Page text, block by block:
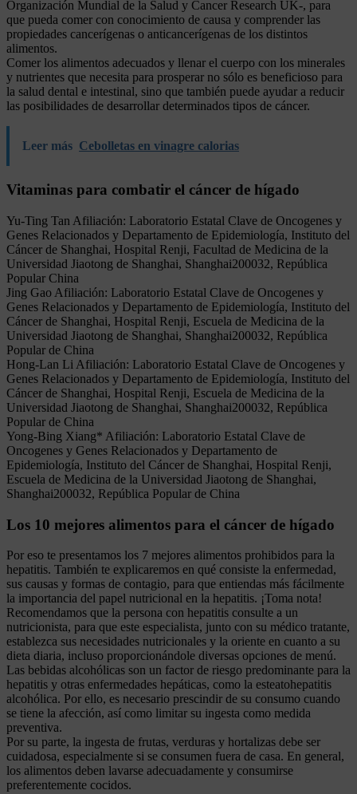
Organización Mundial de la Salud y Cancer Research UK-, para
que pueda comer con conocimiento de causa y comprender las
propiedades cancerígenas o anticancerígenas de los distintos
alimentos.
Comer los alimentos adecuados y llenar el cuerpo con los minerales
y nutrientes que necesita para prosperar no sólo es beneficioso para
la salud dental e intestinal, sino que también puede ayudar a reducir
las posibilidades de desarrollar determinados tipos de cáncer.
Leer más Cebolletas en vinagre calorias
Vitaminas para combatir el cáncer de hígado
Yu-Ting Tan Afiliación: Laboratorio Estatal Clave de Oncogenes y
Genes Relacionados y Departamento de Epidemiología, Instituto del
Cáncer de Shanghai, Hospital Renji, Facultad de Medicina de la
Universidad Jiaotong de Shanghai, Shanghai200032, República
Popular China
Jing Gao Afiliación: Laboratorio Estatal Clave de Oncogenes y
Genes Relacionados y Departamento de Epidemiología, Instituto del
Cáncer de Shanghai, Hospital Renji, Escuela de Medicina de la
Universidad Jiaotong de Shanghai, Shanghai200032, República
Popular de China
Hong-Lan Li Afiliación: Laboratorio Estatal Clave de Oncogenes y
Genes Relacionados y Departamento de Epidemiología, Instituto del
Cáncer de Shanghai, Hospital Renji, Escuela de Medicina de la
Universidad Jiaotong de Shanghai, Shanghai200032, República
Popular de China
Yong-Bing Xiang* Afiliación: Laboratorio Estatal Clave de
Oncogenes y Genes Relacionados y Departamento de
Epidemiología, Instituto del Cáncer de Shanghai, Hospital Renji,
Escuela de Medicina de la Universidad Jiaotong de Shanghai,
Shanghai200032, República Popular de China
Los 10 mejores alimentos para el cáncer de hígado
Por eso te presentamos los 7 mejores alimentos prohibidos para la
hepatitis. También te explicaremos en qué consiste la enfermedad,
sus causas y formas de contagio, para que entiendas más fácilmente
la importancia del papel nutricional en la hepatitis. ¡Toma nota!
Recomendamos que la persona con hepatitis consulte a un
nutricionista, para que este especialista, junto con su médico tratante,
establezca sus necesidades nutricionales y la oriente en cuanto a su
dieta diaria, incluso proporcionándole diversas opciones de menú.
Las bebidas alcohólicas son un factor de riesgo predominante para la
hepatitis y otras enfermedades hepáticas, como la esteatohepatitis
alcohólica. Por ello, es necesario prescindir de su consumo cuando
se tiene la afección, así como limitar su ingesta como medida
preventiva.
Por su parte, la ingesta de frutas, verduras y hortalizas debe ser
cuidadosa, especialmente si se consumen fuera de casa. En general,
los alimentos deben lavarse adecuadamente y consumirse
preferentemente cocidos.